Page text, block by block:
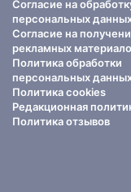
Согласие на
персональных
Согласие на
рекламных
Политика обработки
персональных
Политика cookies
Редакционная
Политика отзывов